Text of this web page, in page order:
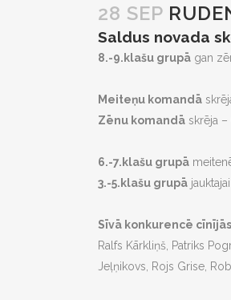
28 SEP
Saldus novada
8.-9.klašu grupā gan
Meiteņu komandā
Zēnu komandā skrēja –
6.-7.klašu grupā
3.-5.klašu grupā
Sīvā konkurencē cīnījās
Ralfs Kārkliņš, Patriks
Jeļņikovs, Rojs Grise,